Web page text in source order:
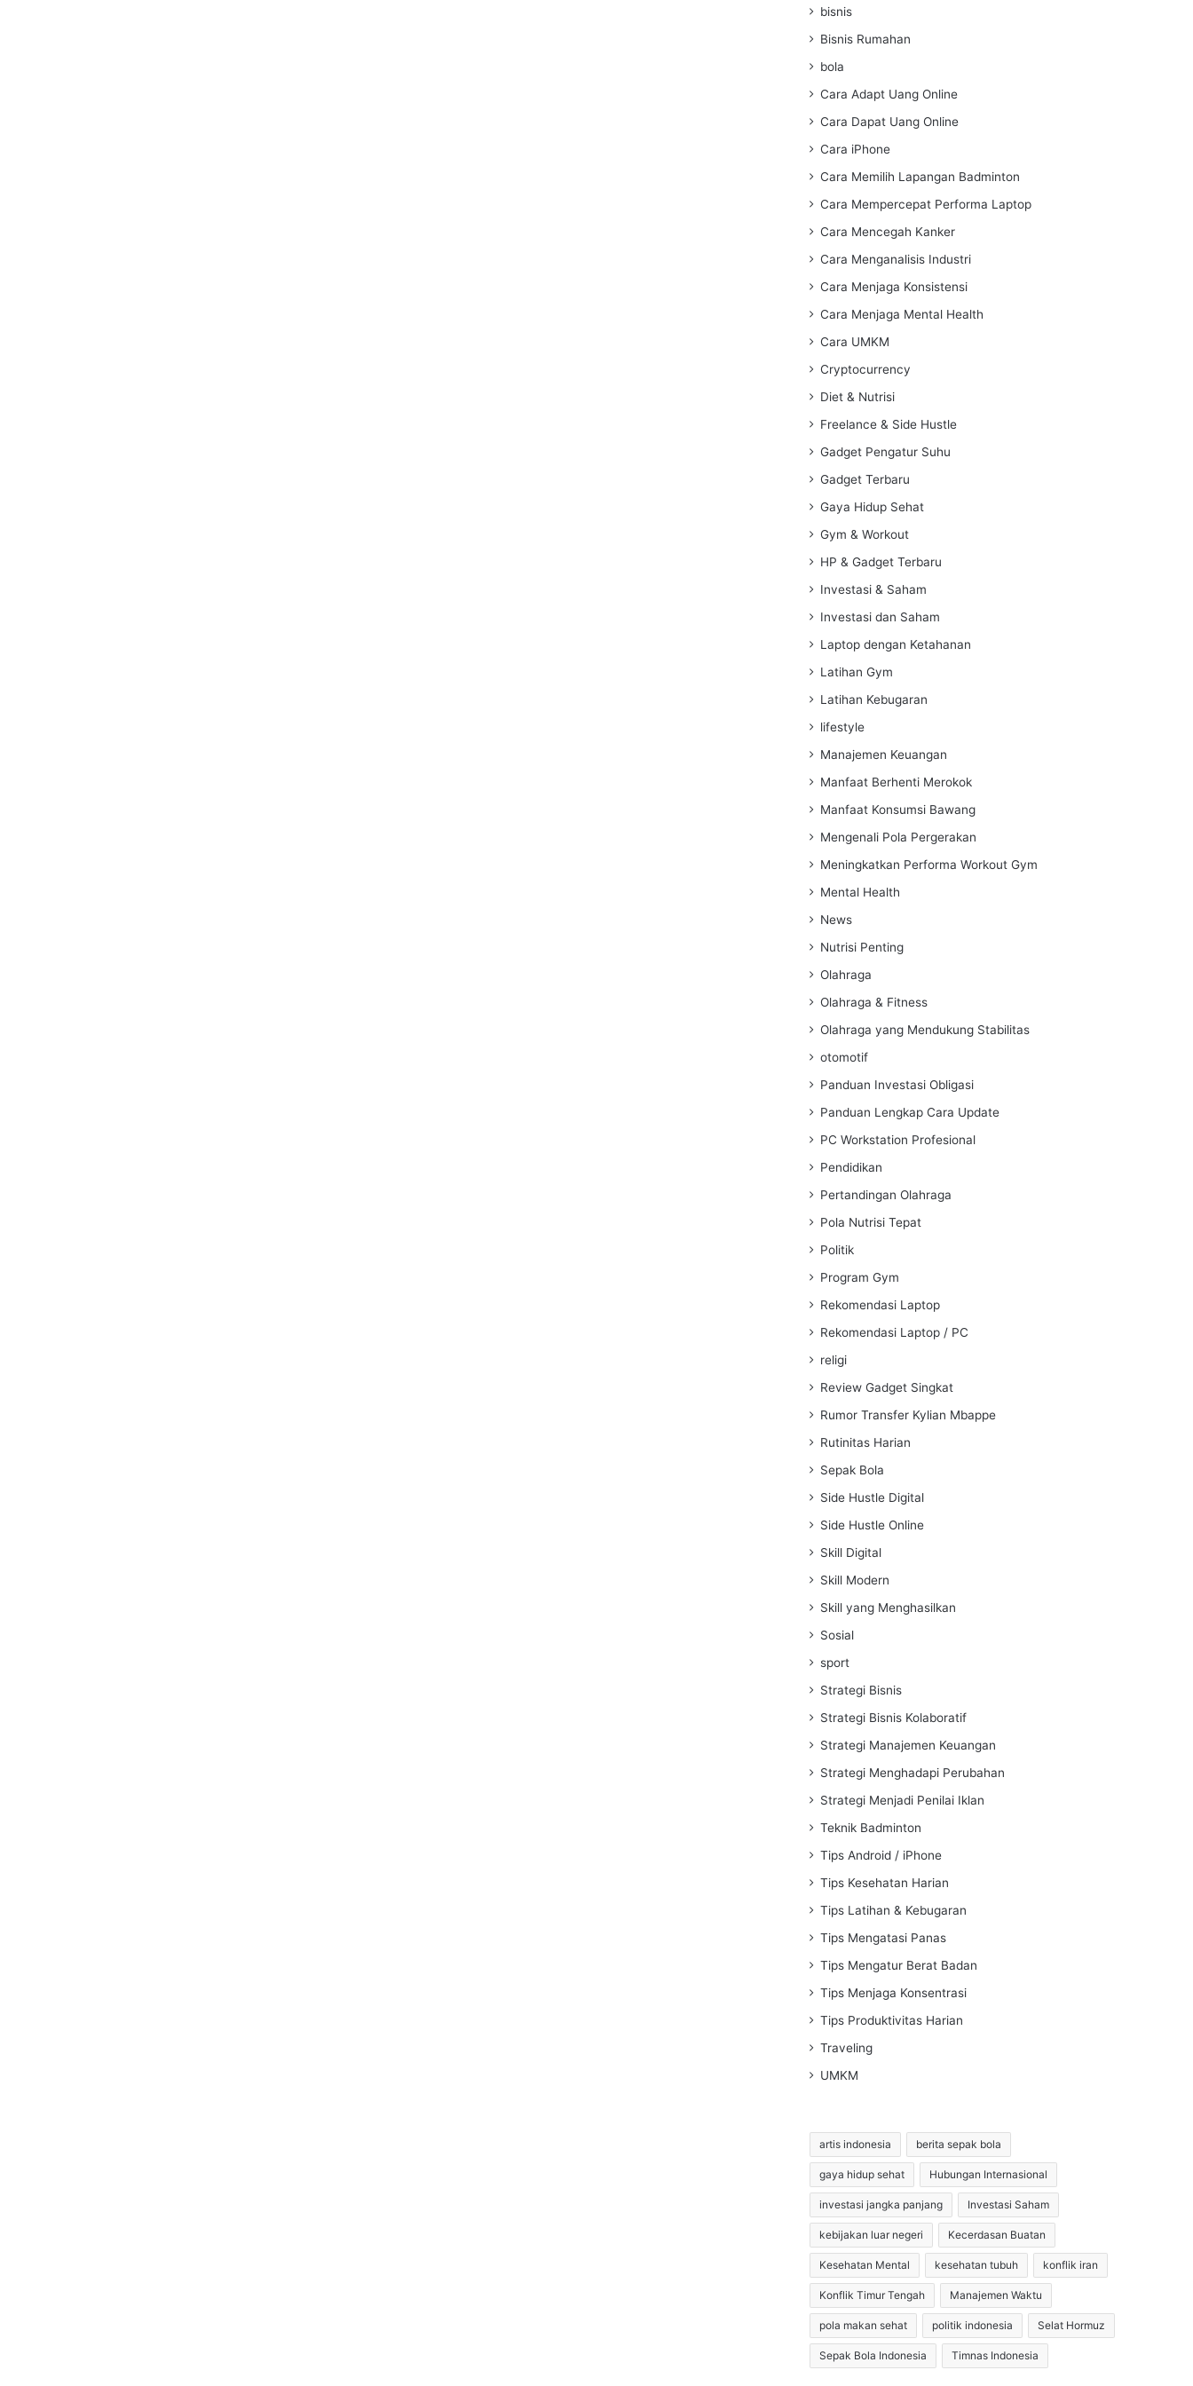
bisnis
Bisnis Rumahan
bola
Cara Adapt Uang Online
Cara Dapat Uang Online
Cara iPhone
Cara Memilih Lapangan Badminton
Cara Mempercepat Performa Laptop
Cara Mencegah Kanker
Cara Menganalisis Industri
Cara Menjaga Konsistensi
Cara Menjaga Mental Health
Cara UMKM
Cryptocurrency
Diet & Nutrisi
Freelance & Side Hustle
Gadget Pengatur Suhu
Gadget Terbaru
Gaya Hidup Sehat
Gym & Workout
HP & Gadget Terbaru
Investasi & Saham
Investasi dan Saham
Laptop dengan Ketahanan
Latihan Gym
Latihan Kebugaran
lifestyle
Manajemen Keuangan
Manfaat Berhenti Merokok
Manfaat Konsumsi Bawang
Mengenali Pola Pergerakan
Meningkatkan Performa Workout Gym
Mental Health
News
Nutrisi Penting
Olahraga
Olahraga & Fitness
Olahraga yang Mendukung Stabilitas
otomotif
Panduan Investasi Obligasi
Panduan Lengkap Cara Update
PC Workstation Profesional
Pendidikan
Pertandingan Olahraga
Pola Nutrisi Tepat
Politik
Program Gym
Rekomendasi Laptop
Rekomendasi Laptop / PC
religi
Review Gadget Singkat
Rumor Transfer Kylian Mbappe
Rutinitas Harian
Sepak Bola
Side Hustle Digital
Side Hustle Online
Skill Digital
Skill Modern
Skill yang Menghasilkan
Sosial
sport
Strategi Bisnis
Strategi Bisnis Kolaboratif
Strategi Manajemen Keuangan
Strategi Menghadapi Perubahan
Strategi Menjadi Penilai Iklan
Teknik Badminton
Tips Android / iPhone
Tips Kesehatan Harian
Tips Latihan & Kebugaran
Tips Mengatasi Panas
Tips Mengatur Berat Badan
Tips Menjaga Konsentrasi
Tips Produktivitas Harian
Traveling
UMKM
artis indonesia berita sepak bola
gaya hidup sehat Hubungan Internasional
investasi jangka panjang Investasi Saham
kebijakan luar negeri Kecerdasan Buatan
Kesehatan Mental kesehatan tubuh konflik iran
Konflik Timur Tengah Manajemen Waktu
pola makan sehat politik indonesia Selat Hormuz
Sepak Bola Indonesia Timnas Indonesia